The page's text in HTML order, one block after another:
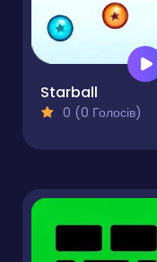
Starball
0 (0 Голосів)